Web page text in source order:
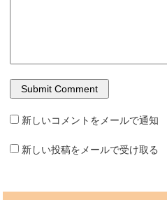
新しいコメントをメールで通知
新しい投稿をメールで受け取る